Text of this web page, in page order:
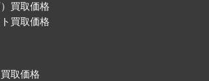
買取価格
買取価格
取価格